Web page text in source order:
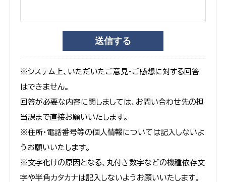
※システム上、いただいたご意見・ご感想に対する回答
はできません。
回答が必要な内容に関しましては、お問い合わせ先の担
当課まで直接お願いいたします。
※住所・電話番号等の個人情報については記入しないよ
うお願いいたします。
※文字化けの原因となる、丸付き数字などの機種依存文
字や半角カタカナは記入しないようお願いいたします。